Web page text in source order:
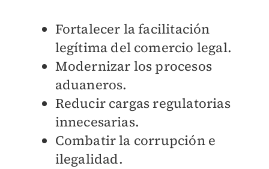
Fortalecer la facilitación
legítima del comercio legal.
Modernizar los procesos
aduaneros.
Reducir cargas regulatorias
innecesarias.
Combatir la corrupción e
ilegalidad.